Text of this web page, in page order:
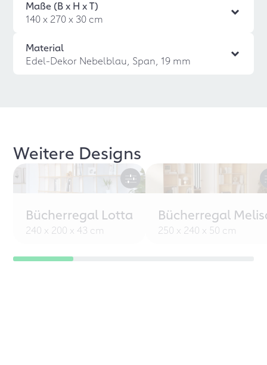
Maße (B x H x T)
140 x 270 x 30 cm
Material
Edel-Dekor Nebelblau, Span, 19 mm
Weitere Designs
Bücherregal Lotta
240 x 200 x 43 cm
Bücherregal
250 x 240 x 50 cm